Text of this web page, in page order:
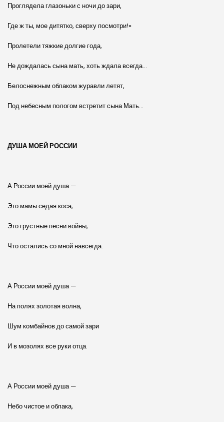
Проглядела глазоньки с ночи до зари,
Где ж ты, мое дитятко, сверху посмотри!»
Пролетели тяжкие долгие года,
Не дождалась сына мать, хоть ждала всегда…
Белоснежным облаком журавли летят,
Под небесным пологом встретит сына Мать…
ДУША МОЕЙ РОССИИ
А России моей душа —
Это мамы седая коса,
Это грустные песни войны,
Что остались со мной навсегда.
А России моей душа —
На полях золотая волна,
Шум комбайнов до самой зари
И в мозолях все руки отца.
А России моей душа —
Небо чистое и облака,